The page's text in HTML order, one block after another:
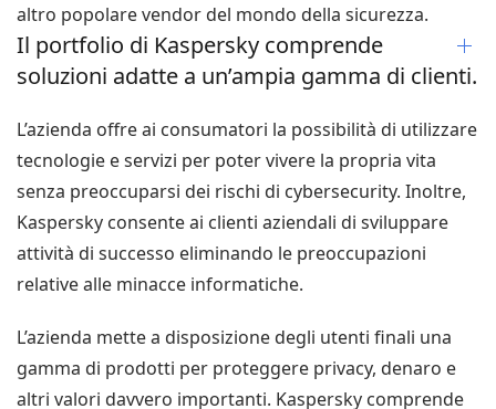
altro popolare vendor del mondo della sicurezza.
Il portfolio di Kaspersky comprende
soluzioni adatte a un’ampia gamma di clienti.
L’azienda offre ai consumatori la possibilità di utilizzare
tecnologie e servizi per poter vivere la propria vita
senza preoccuparsi dei rischi di cybersecurity. Inoltre,
Kaspersky consente ai clienti aziendali di sviluppare
attività di successo eliminando le preoccupazioni
relative alle minacce informatiche.
L’azienda mette a disposizione degli utenti finali una
gamma di prodotti per proteggere privacy, denaro e
altri valori davvero importanti. Kaspersky comprende